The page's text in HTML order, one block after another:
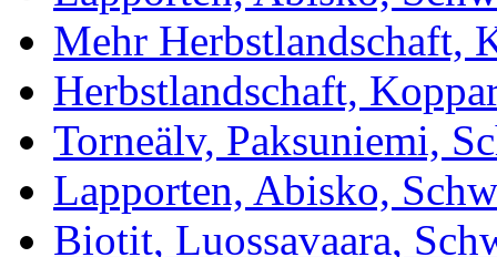
Mehr Herbstlandschaft,
Herbstlandschaft,
Torneälv, Paksuniemi,
Lapporten, Abisko,
Biotit, Luossavaara,